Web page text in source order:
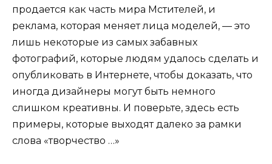
продается как часть мира Мстителей, и
реклама, которая меняет лица моделей, — это
лишь некоторые из самых забавных
фотографий, которые людям удалось сделать и
опубликовать в Интернете, чтобы доказать, что
иногда дизайнеры могут быть немного
слишком креативны. И поверьте, здесь есть
примеры, которые выходят далеко за рамки
слова «творчество …»